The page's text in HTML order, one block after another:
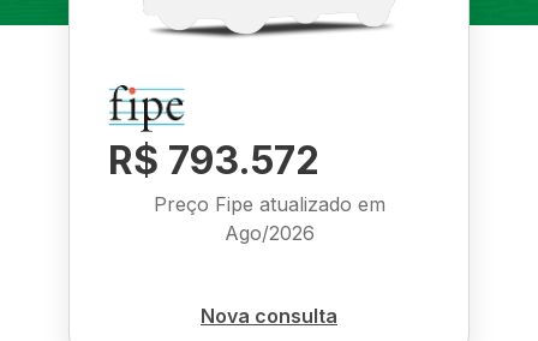
R$ 793.572
Preço Fipe atualizado em
Ago/2026
Nova consulta